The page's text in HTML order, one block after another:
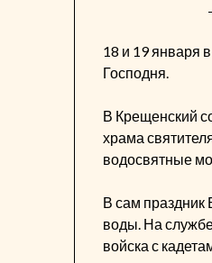
18 и 19 января
Господня.
В Крещенский
храма
водосвятные
В сам праздник
воды. На
войска с